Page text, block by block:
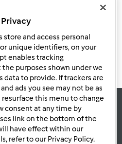
Ostatni post
Privacy
store and access personal
unique identifiers, on your
enables tracking
purposes shown under we
data to provide. If trackers are
ads you see may not be as
this menu to change
consent at any time by
link on the bottom of the
have effect within our
refer to our Privacy Policy.